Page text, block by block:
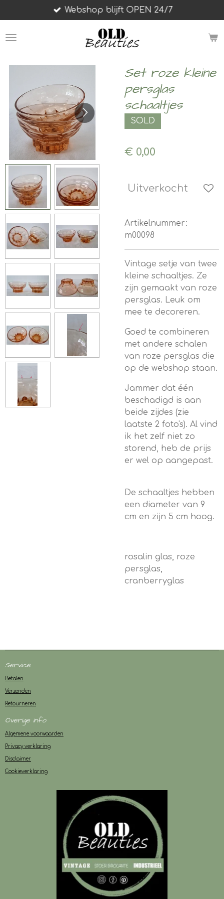
direct
naar
Webshop blijft OPEN 24/7
Set roze kleine
persglas
schaaltjes
SOLD
€ 0,00
Uitverkocht
Artikelnummer:
m00098
Vintage setje van twee
kleine schaaltjes. Ze
zijn gemaakt van roze
persglas. Leuk om
mee te decoreren.
Goed te combineren
met andere schalen
van roze persglas die
op de webshop staan.
Jammer dat één
beschadigd is aan
beide zijdes (zie
laatste 2 foto's). Al vind
ik het zelf niet zo
storend, heb de prijs
er wel op aangepast.
De schaaltjes hebben
een diameter van 9
cm en zijn 5 cm hoog.
rosalin glas, roze
persglas,
cranberryglas
Service
Betalen
Verzenden
Retourneren
Overige info
Algemene voorwaarden
Privacy verklaring
Disclaimer
Cookieverklaring